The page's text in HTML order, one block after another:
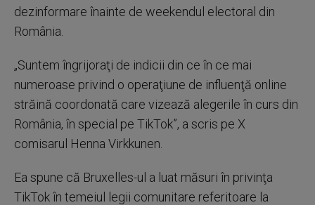
dezinformare înainte de weekendul electoral din
România.
„Suntem îngrijoraţi de indicii din ce în ce mai
numeroase privind o operaţiune de influenţă online
străină coordonată care vizează alegerile în curs din
România, în special pe TikTok”, a scris pe X
comisarul Henna Virkkunen.
Ea spune că Bruxelles-ul a luat măsuri în privinţa
TikTok în temeiul legii comunitare referitoare la